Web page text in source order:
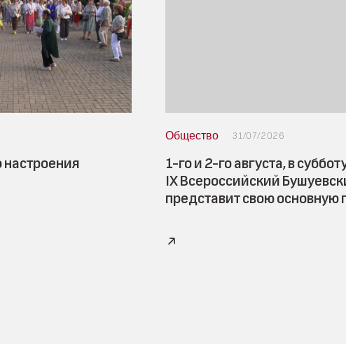
настроения
Общество 31/07/2026
1-го и 2-го августа, в
IX Всероссийский
представит свою основную